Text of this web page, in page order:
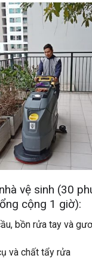
vệ sinh (30
cộng 1 giờ):
bồn rửa tay và
và chất tẩy rửa